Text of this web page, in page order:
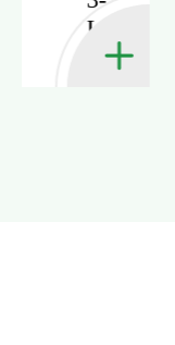
Lig?